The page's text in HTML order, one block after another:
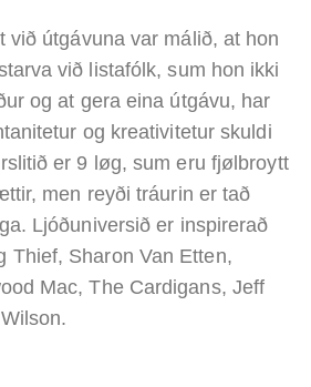
við útgávuna var málið, at hon
við listafólk, sum hon ikki
og at gera eina útgávu, har
og kreativitetur skuldi
er 9 løg, sum eru fjølbroytt
men reyði tráurin er tað
Ljóðuniversið er inspirerað
Thief, Sharon Van Etten,
Mac, The Cardigans, Jeff